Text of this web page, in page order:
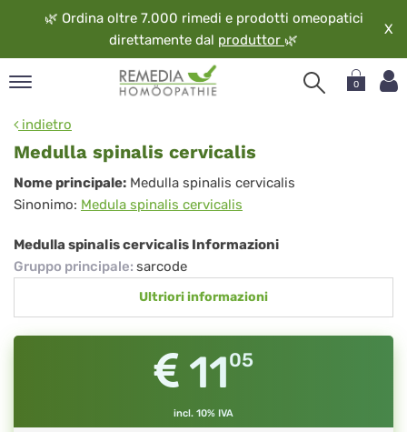
🌿 Ordina oltre 7.000 rimedi e prodotti omeopatici
direttamente dal produttor 🌿
X
0
indietro
Medulla spinalis cervicalis
Medulla
spinalis
cervicalis
Nome principale: Medulla spinalis cervicalis
Sinonimo: Medula spinalis cervicalis
Medulla spinalis cervicalis Informazioni
Gruppo principale: sarcode
Ultriori informazioni
1105
incl. 10% IVA